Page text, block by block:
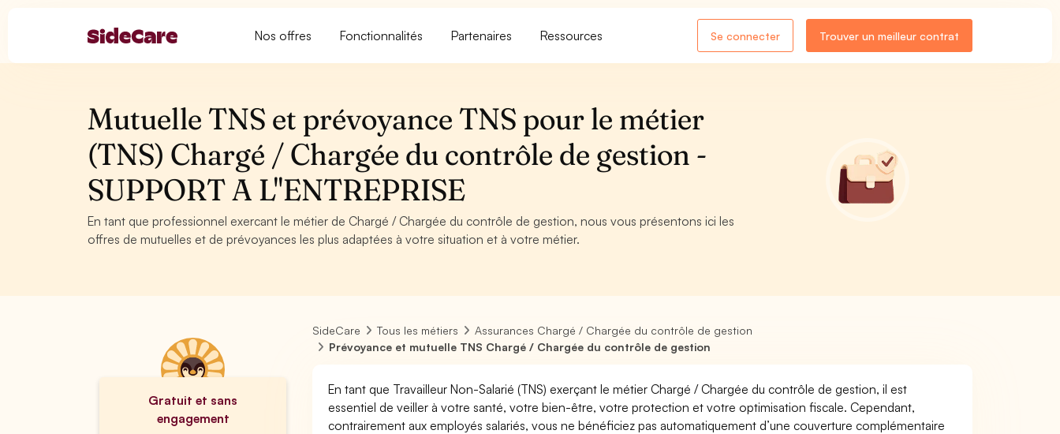
Nos offres Fonctionnalités Partenaires Ressources Se connecter Trouver un meilleur contrat
Mutuelle TNS et prévoyance TNS pour le métier
(TNS) Chargé / Chargée du contrôle de gestion -
SUPPORT A L''ENTREPRISE
En tant que professionnel exercant le métier de Chargé / Chargée du contrôle de gestion, nous vous présentons ici les
offres de mutuelles et de prévoyances les plus adaptées à votre situation et à votre métier.
Gratuit et sans
engagement
SideCare Tous les métiers
Assurances Chargé / Chargée du contrôle de gestion
Prévoyance et mutuelle TNS Chargé / Chargée du contrôle de gestion
En tant que Travailleur Non-Salarié (TNS) exerçant le métier Chargé / Chargée du contrôle de gestion, il est
essentiel de veiller à votre santé, votre bien-être, votre protection et votre optimisation fiscale. Cependant,
contrairement aux employés salariés, vous ne bénéficiez pas automatiquement d’une couverture complémentaire